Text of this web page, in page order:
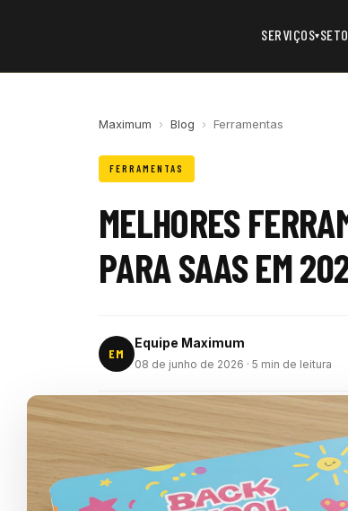
SERVIÇOS▾
Maximum › Blog › Ferramentas
FERRAMENTAS
MELHORES
PARA SAAS EM
EM
Equipe Maximum
08 de junho de 2026 · 5 min de leitura